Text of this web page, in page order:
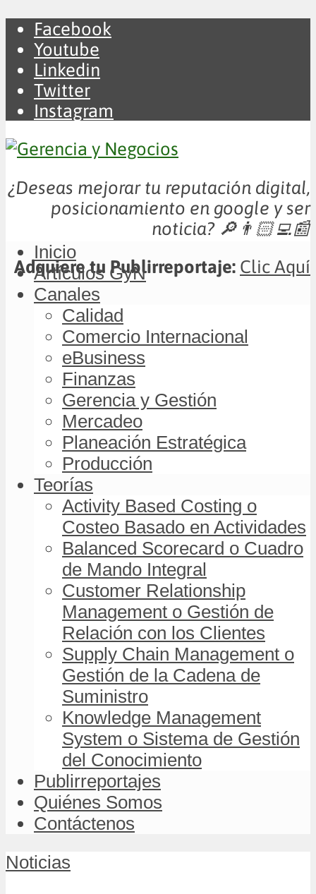
Facebook
Youtube
Linkedin
Twitter
Instagram
¿Deseas mejorar tu reputación digital,
posicionamiento en google y ser
noticia? 🔎👨🏻‍💻📰
Adquiere tu Publirreportaje: Clic Aquí
Inicio
Artículos GyN
Canales
Calidad
Comercio Internacional
eBusiness
Finanzas
Gerencia y Gestión
Mercadeo
Planeación Estratégica
Producción
Teorías
Activity Based Costing o
Costeo Basado en Actividades
Balanced Scorecard o Cuadro
de Mando Integral
Customer Relationship
Management o Gestión de
Relación con los Clientes
Supply Chain Management o
Gestión de la Cadena de
Suministro
Knowledge Management
System o Sistema de Gestión
del Conocimiento
Publirreportajes
Quiénes Somos
Contáctenos
Noticias